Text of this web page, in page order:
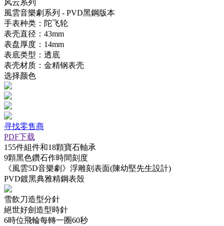
风云系列
風雲音樂劇系列 - PVD黑鋼版本
手表种类：陀飞轮
表壳直径：43mm
表盘厚度：14mm
表底类型：透底
表壳材质：金精钢表壳
选择颜色
寻找零售商
PDF下载
155件組件和18顆寶石軸承
9顆黑色鑽石作時間刻度
《風雲5D音樂劇》浮雕刻表面(陳幼堅先生設計)
PVD鍍黑典雅精鋼表殼
雪飲刀造型分針
絕世好劍造型時針
6時位飛輪每轉一圈60秒